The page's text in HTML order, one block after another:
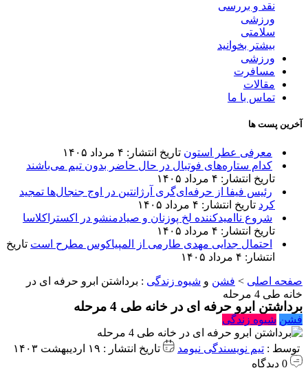
نقد و بررسی
ورزشی
سلامتی
بیشتر بخوانید
ورزشی
مسافرت
مقالات
تماس با ما
آخرین پست ها
معرفی عطر استون تاریخ انتشار: ۴ مرداد ۱۴۰۵
کدام ستاره‌های فوتبال در حال حاضر بدون تیم می‌باشند
تاریخ انتشار: ۴ مرداد ۱۴۰۵
رئیس فیفا از حرفه‌ای‌گری آرژانتین در اوج جنجال‌ها تمجید
کرد تاریخ انتشار: ۴ مرداد ۱۴۰۵
شروع ناامیدکننده لخ پوزنان و صیادمنشو در اکستراکلاسا
تاریخ انتشار: ۴ مرداد ۱۴۰۵
احتمال جدایی مهدی طارمی از المپیاکوس مطرح است تاریخ
انتشار: ۴ مرداد ۱۴۰۵
صفحه اصلی > فشن و شیوه زندگی : برداشتن ابرو حرفه ای در
خانه طی 4 مرحله
برداشتن ابرو حرفه ای در خانه طی 4 مرحله
فشن شیوه زندگی
توسط : تیم نویسندگی نیومد
تاریخ انتشار : ۱۹ اردیبهشت ۱۴۰۳